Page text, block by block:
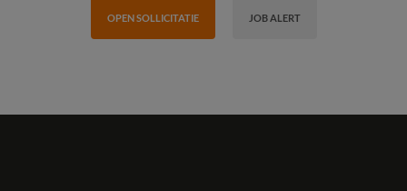
OPEN SOLLICITATIE JOB ALERT